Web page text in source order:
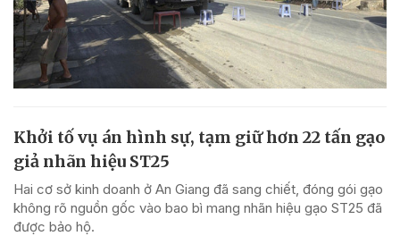
Khởi tố vụ án hình sự, tạm giữ hơn 22 tấn gạo
giả nhãn hiệu ST25
Hai cơ sở kinh doanh ở An Giang đã sang chiết, đóng gói gạo
không rõ nguồn gốc vào bao bì mang nhãn hiệu gạo ST25 đã
được bảo hộ.